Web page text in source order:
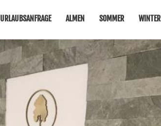
URLAUBSANFRAGE ALMEN SOMMER WINTER